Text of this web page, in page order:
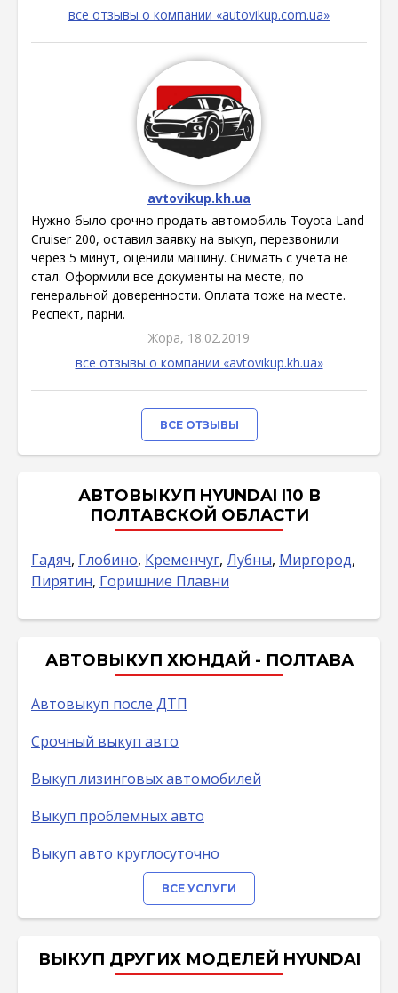
все отзывы о компании «autovikup.com.ua»
avtovikup.kh.ua
Нужно было срочно продать автомобиль Toyota Land
Cruiser 200, оставил заявку на выкуп, перезвонили
через 5 минут, оценили машину. Снимать с учета не
стал. Оформили все документы на месте, по
генеральной доверенности. Оплата тоже на месте.
Респект, парни.
Жора, 18.02.2019
все отзывы о компании «avtovikup.kh.ua»
ВСЕ ОТЗЫВЫ
АВТОВЫКУП HYUNDAI I10 В
ПОЛТАВСКОЙ ОБЛАСТИ
Гадяч, Глобино, Кременчуг, Лубны, Миргород,
Пирятин, Горишние Плавни
АВТОВЫКУП ХЮНДАЙ - ПОЛТАВА
Автовыкуп после ДТП
Срочный выкуп авто
Выкуп лизинговых автомобилей
Выкуп проблемных авто
Выкуп авто круглосуточно
ВСЕ УСЛУГИ
ВЫКУП ДРУГИХ МОДЕЛЕЙ HYUNDAI